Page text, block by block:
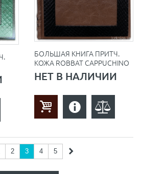
БОЛЬШАЯ КНИГА ПРИТЧ.
КОЖА ROBBAT CAPPUCHINO
НЕТ В НАЛИЧИИ
2 3 4 5